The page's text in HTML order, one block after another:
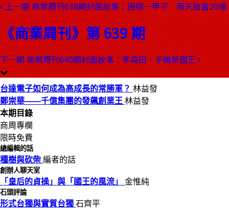
上一期 商業周刊638期封面故事：困頓一甲子 兩天致富20億
《商業周刊》第 639 期
下一期 商業周刊640期封面故事：李森田，手機新國王
本期目錄
發飆創業王
台達電子如何成為高成長的常勝軍？ 林益發
鄭崇華——千億集團的發飆創業王 林益發
本期目錄
商周專欄
限時免費
總編輯的話
種樹與砍柴 編者的話
創辦人聊天室
「皇后的貞操」與「國王的風流」 金惟純
石頭評論
形式台獨與實質台獨 石齊平